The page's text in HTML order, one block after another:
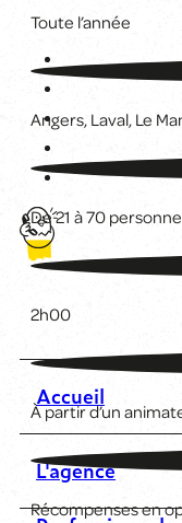
Accueil
L'agence
Toute l’année
Angers, Laval, Le
De 21 à 70
2h00
À partir d’un
Récompenses en